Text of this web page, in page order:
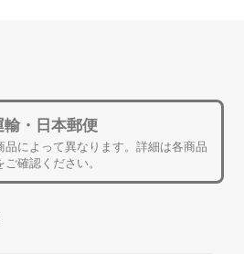
輸・日本郵便
品によって異なります。詳細は各商品
ご確認ください。